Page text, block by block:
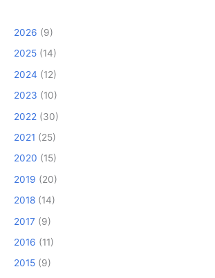
2026 (9)
2025 (14)
2024 (12)
2023 (10)
2022 (30)
2021 (25)
2020 (15)
2019 (20)
2018 (14)
2017 (9)
2016 (11)
2015 (9)